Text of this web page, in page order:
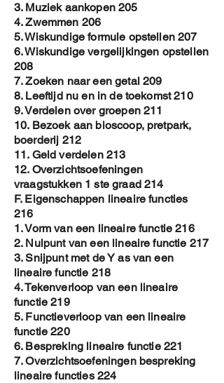
3. Muziek aankopen 205
4. Zwemmen 206
5. Wiskundige formule opstellen 207
6. Wiskundige vergelijkingen opstellen
208
7. Zoeken naar een getal 209
8. Leeftijd nu en in de toekomst 210
9. Verdelen over groepen 211
10. Bezoek aan bioscoop, pretpark,
boerderij 212
11. Geld verdelen 213
12. Overzichtsoefeningen
vraagstukken 1 ste graad 214
F. Eigenschappen lineaire functies
216
1. Vorm van een lineaire functie 216
2. Nulpunt van een lineaire functie 217
3. Snijpunt met de Y as van een
lineaire functie 218
4. Tekenverloop van een lineaire
functie 219
5. Functieverloop van een lineaire
functie 220
6. Bespreking lineaire functie 221
7. Overzichtsoefeningen bespreking
lineaire functies 224